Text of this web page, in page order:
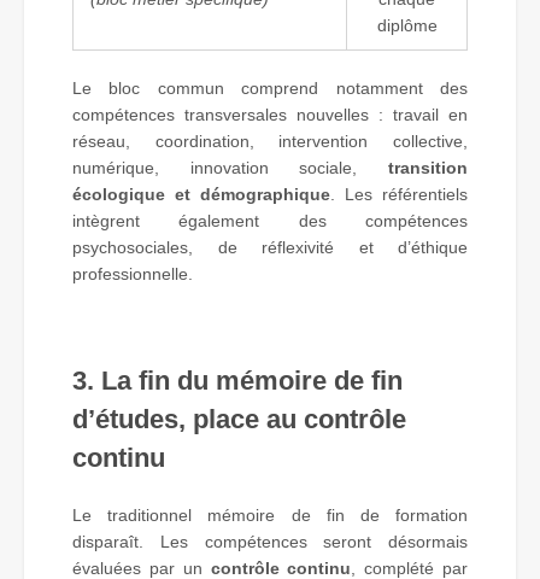
diplôme
Le bloc commun comprend notamment des
compétences transversales nouvelles : travail en
réseau, coordination, intervention collective,
numérique, innovation sociale, transition
écologique et démographique . Les référentiels
intègrent également des compétences
psychosociales, de réflexivité et d’éthique
professionnelle.
3. La fin du mémoire de fin
d’études, place au contrôle
continu
Le traditionnel mémoire de fin de formation
disparaît. Les compétences seront désormais
évaluées par un contrôle continu , complété par